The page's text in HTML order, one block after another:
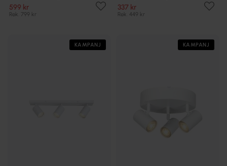
599 kr
Rek. 799 kr
337 kr
Rek. 449 kr
KAMPANJ KAMPANJ